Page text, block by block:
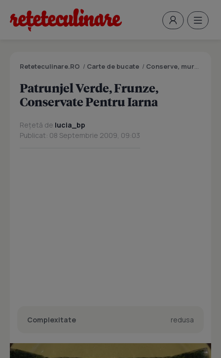
Reteteculinare.RO / Carte de bucate / Conserve, muraturi
Patrunjel Verde, Frunze,
Conservate Pentru Iarna
Rețetă de lucia_bp
Publicat: 08 Septembrie 2009, 09:03
Complexitate redusa